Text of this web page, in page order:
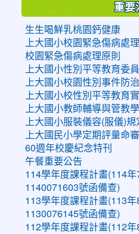
重要
生生喝鮮乳桃園鈣健康
上大國小校園緊急傷病處
校園緊急傷病處理原則
上大國小性別平等教育委
上大國小校園性別事件防
上大國小校性別平等教育
上大國小教師輔導與管教
上大國小服裝儀容(服儀)規
上大國民小學定期評量命
60週年校慶紀念特刊
午餐重要公告
114學年度課程計畫(114
1140071603號函備查)
113學年度課程計畫(113
1130076145號函備查)
112學年度課程計畫(112